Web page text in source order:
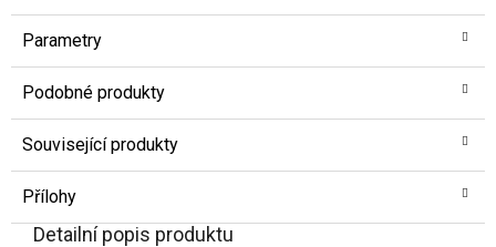
Parametry
Podobné produkty
Související produkty
Přílohy
Detailní popis produktu